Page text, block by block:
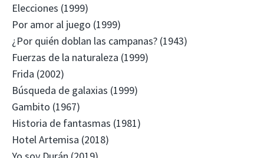
Elecciones (1999)
Por amor al juego (1999)
¿Por quién doblan las campanas? (1943)
Fuerzas de la naturaleza (1999)
Frida (2002)
Búsqueda de galaxias (1999)
Gambito (1967)
Historia de fantasmas (1981)
Hotel Artemisa (2018)